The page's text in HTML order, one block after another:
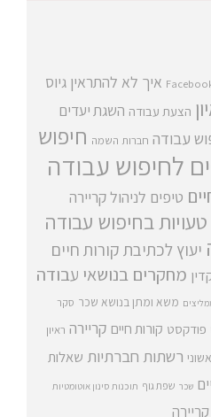
איך לא להתראין גיוס
הצעת עבודה השגת יעדים
עבודה חברות השמה חיפוש
לחיפוש עבודה
טיפים לניהול קריירה
טעויות בחיפוש עבודה
יעוץ לכתיבת קורות חיים
מחקרים בנושאי עבודה
משא ומתן בנושא שכר סקר
פודקסט קורות חיים קריירה ראיון
רשתות חברתיות שאלות
שכר שפת גוף תוכנות סינון אוטומטיות